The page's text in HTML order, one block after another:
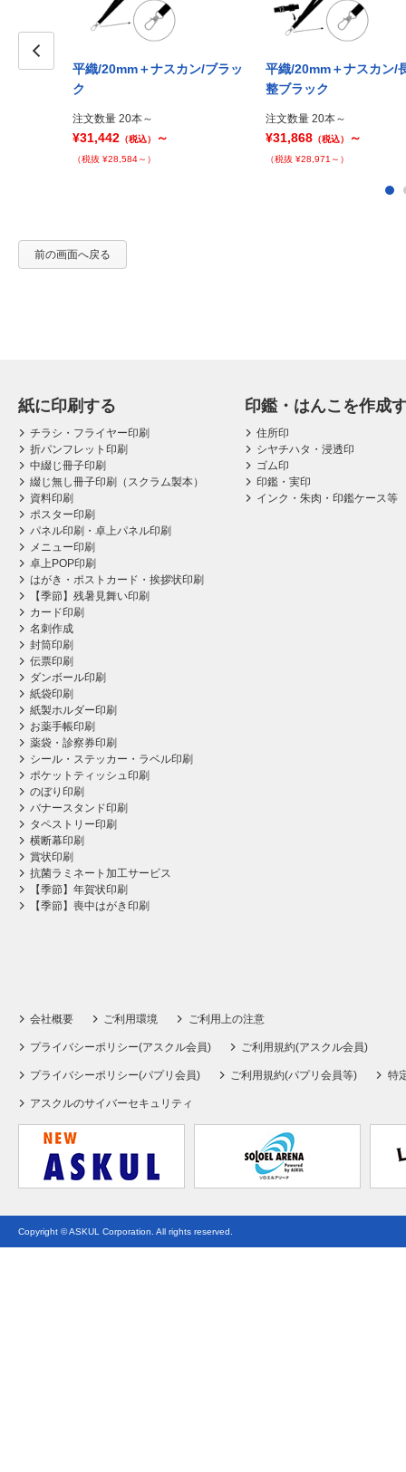
平織/20mm＋ナスカン/ブラッ
ク
注文数量 20本～
¥31,442 （税込） ～
（税抜 ¥28,584～）
平織/20mm＋ナスカン/
整ブラック
注文数量 20本～
¥31,868 （税込） ～
（税抜 ¥28,971～）
前の画面へ戻る
紙に印刷する
チラシ・フライヤー印刷
折パンフレット印刷
中綴じ冊子印刷
綴じ無し冊子印刷（スクラム製本）
資料印刷
ポスター印刷
パネル印刷・卓上パネル印刷
メニュー印刷
卓上POP印刷
はがき・ポストカード・挨拶状印刷
【季節】残暑見舞い印刷
カード印刷
名刺作成
封筒印刷
伝票印刷
ダンボール印刷
紙袋印刷
紙製ホルダー印刷
お薬手帳印刷
薬袋・診察券印刷
シール・ステッカー・ラベル印刷
ポケットティッシュ印刷
のぼり印刷
バナースタンド印刷
タペストリー印刷
横断幕印刷
賞状印刷
抗菌ラミネート加工サービス
【季節】年賀状印刷
【季節】喪中はがき印刷
印鑑・はんこを作成
住所印
シヤチハタ・浸透印
ゴム印
印鑑・実印
インク・朱肉・印鑑ケース等
会社概要 ご利用環境 ご利用上の注意
プライバシーポリシー(アスクル会員) ご利用規約(アスクル会員)
プライバシーポリシー(パプリ会員) ご利用規約(パプリ会員等) 特
アスクルのサイバーセキュリティ
Copyright © ASKUL Corporation. All rights reserved.